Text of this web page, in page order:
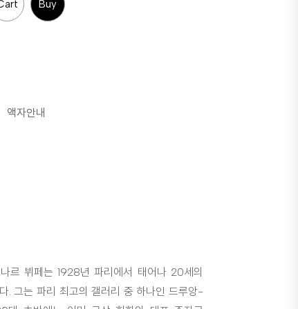
Buy
액자안내
르 뷔페는 1928년 파리에서 태어나 20세의
. 그는 파리 최고의 갤러리 중 하나인 드루앙-